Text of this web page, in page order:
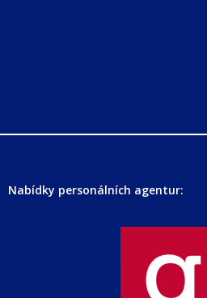
Nabídky personálních agentur: